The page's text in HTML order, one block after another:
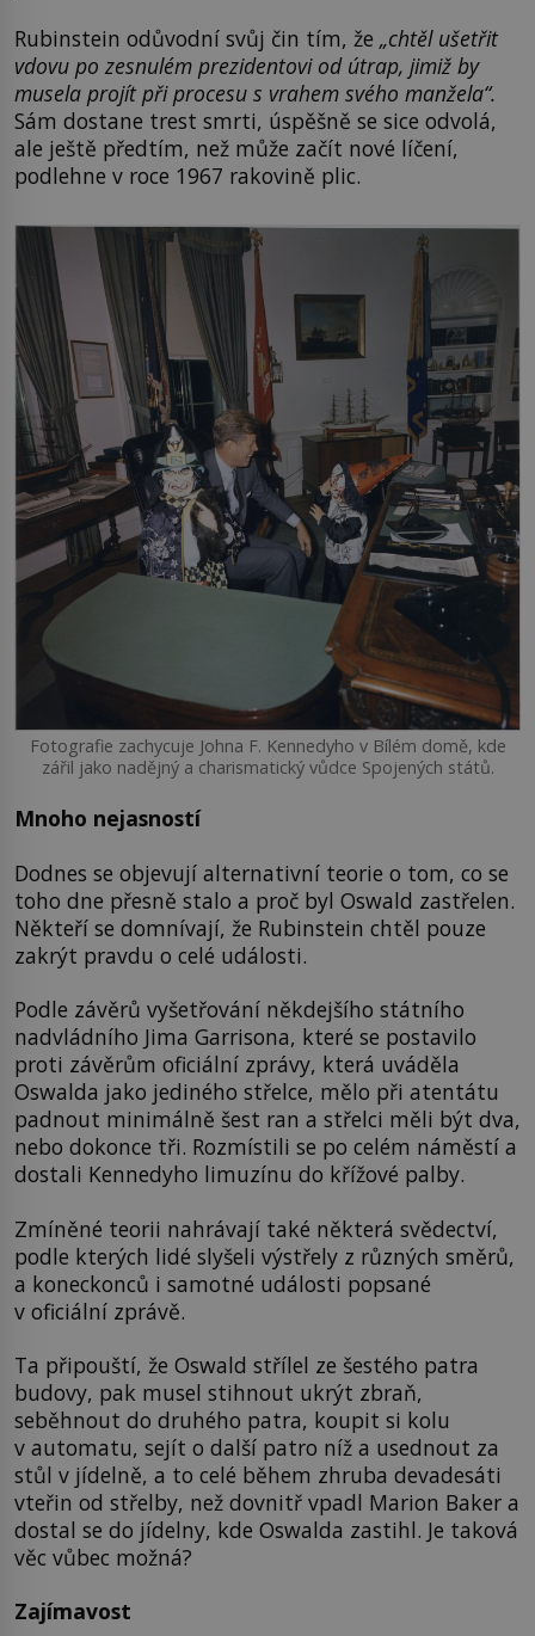
Rubinstein odůvodní svůj čin tím, že „chtěl ušetřit
vdovu po zesnulém prezidentovi od útrap, jimiž by
musela projít při procesu s vrahem svého manžela“.
Sám dostane trest smrti, úspěšně se sice odvolá,
ale ještě předtím, než může začít nové líčení,
podlehne v roce 1967 rakovině plic.
Fotografie zachycuje Johna F. Kennedyho v Bílém domě, kde
zářil jako nadějný a charismatický vůdce Spojených států.
Mnoho nejasností
Dodnes se objevují alternativní teorie o tom, co se
toho dne přesně stalo a proč byl Oswald zastřelen.
Někteří se domnívají, že Rubinstein chtěl pouze
zakrýt pravdu o celé události.
Podle závěrů vyšetřování někdejšího státního
nadvládního Jima Garrisona, které se postavilo
proti závěrům oficiální zprávy, která uváděla
Oswalda jako jediného střelce, mělo při atentátu
padnout minimálně šest ran a střelci měli být dva,
nebo dokonce tři. Rozmístili se po celém náměstí a
dostali Kennedyho limuzínu do křížové palby.
Zmíněné teorii nahrávají také některá svědectví,
podle kterých lidé slyšeli výstřely z různých směrů,
a koneckonců i samotné události popsané
v oficiální zprávě.
Ta připouští, že Oswald střílel ze šestého patra
budovy, pak musel stihnout ukrýt zbraň,
seběhnout do druhého patra, koupit si kolu
v automatu, sejít o další patro níž a usednout za
stůl v jídelně, a to celé během zhruba devadesáti
vteřin od střelby, než dovnitř vpadl Marion Baker a
dostal se do jídelny, kde Oswalda zastihl. Je taková
věc vůbec možná?
Zajímavost